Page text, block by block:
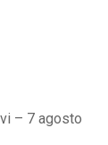
– 7 agosto